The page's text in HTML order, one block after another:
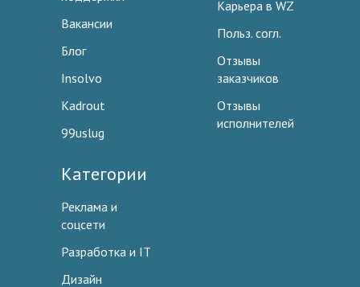
Вакансии
Блог
Insolvo
Kadrout
99uslug
Карьера в WZ
Польз. согл.
Отзывы
заказчиков
Отзывы
исполнителей
Категории
Реклама и
соцсети
Разработка и IT
Дизайн